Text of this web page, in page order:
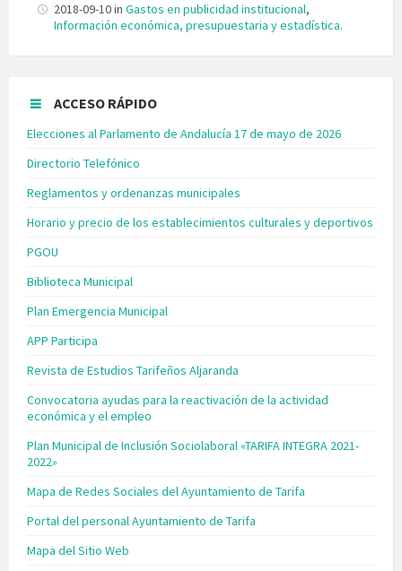
2018-09-10in Gastos en publicidad institucional,
Información económica, presupuestaria y estadística.
ACCESO RÁPIDO
Elecciones al Parlamento de Andalucía 17 de mayo de 2026
Directorio Telefónico
Reglamentos y ordenanzas municipales
Horario y precio de los establecimientos culturales y deportivos
PGOU
Biblioteca Municipal
Plan Emergencia Municipal
APP Participa
Revista de Estudios Tarifeños Aljaranda
Convocatoria ayudas para la reactivación de la actividad
económica y el empleo
Plan Municipal de Inclusión Sociolaboral «TARIFA INTEGRA 2021-
2022»
Mapa de Redes Sociales del Ayuntamiento de Tarifa
Portal del personal Ayuntamiento de Tarifa
Mapa del Sitio Web